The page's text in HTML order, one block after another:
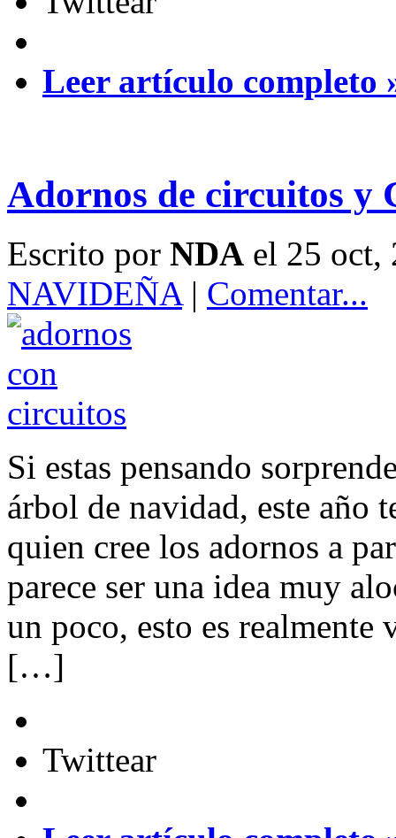
Leer artículo completo
Adornos de circuitos y
Escrito por NDA el 25 oct,
NAVIDEÑA| Comentar...
Si estas pensando
árbol de navidad, este año
quien cree los adornos a
parece ser una idea muy
un poco, esto es
[…]
Twittear